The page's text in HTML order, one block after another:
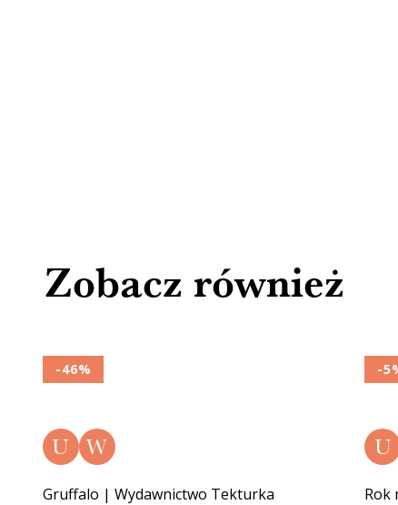
Zobacz również
U W
Gruffalo | Wydawnictwo Tekturka
-46%
U
Rok
-